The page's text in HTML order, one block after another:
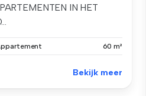
IN HET
60 m²
Bekijk meer